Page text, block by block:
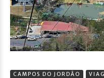
CAMPOS DO JORDÃO